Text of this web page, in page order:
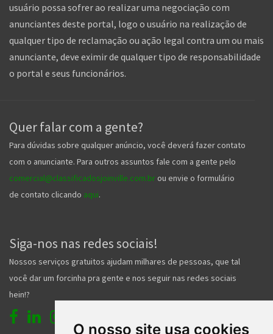
O nosso site usa cookies
usuário possa sofrer ao realizar uma negociação com
anunciantes deste portal, logo o usuário na realização de
qualquer tipo de reclamação ou ação legal contra um ou mais
anunciante, deve eximir de qualquer tipo de responsabilidade
o portal e seus funcionários.
Quer falar com a gente?
Para dúvidas sobre qualquer anúncio, você deverá fazer contato
com o anunciante. Para outros assuntos fale com a gente pelo
comercial@classificadosjoinville.com.br ou envie o formulário
de contato clicando aqui.
Siga-nos nas redes sociais!
Nossos serviços gratuitos ajudam milhares de pessoas, que tal
você dar um forcinha pra gente e nos seguir nas redes sociais
hein!?